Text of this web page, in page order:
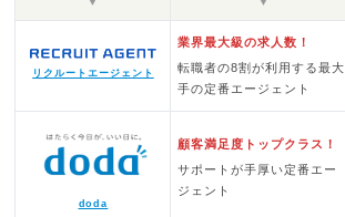
リクルートエージェント
業界最大級の求人数！
転職者の8割が利用する最大
手の定番エージェント
doda
顧客満足度トップクラス！
サポートが手厚い定番エー
ジェント